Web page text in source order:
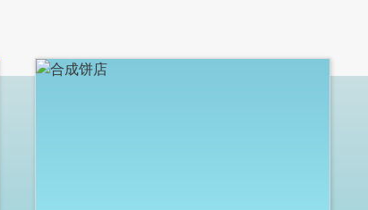
:::